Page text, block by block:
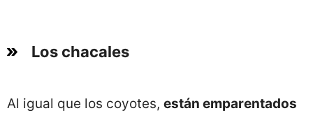
Los chacales
Al igual que los coyotes, están emparentados